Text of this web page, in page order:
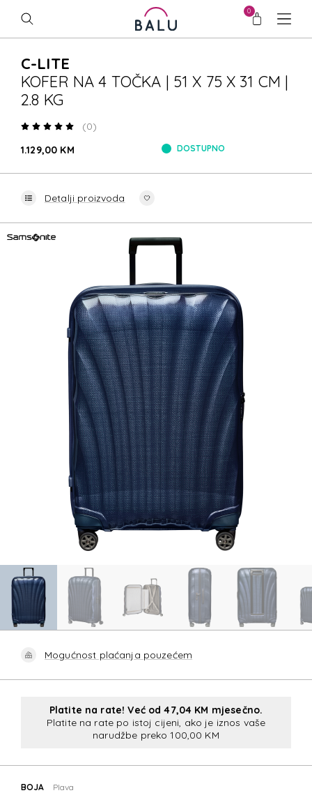
0
C-LITE
KOFER NA 4 TOČKA | 51 X 75 X 31 CM |
2.8 KG
(0)
1.129,00 KM
DOSTUPNO
Detalji proizvoda
Mogućnost plaćanja pouzećem
Platite na rate! Već od 47,04 KM mjesečno.
Platite na rate po istoj cijeni, ako je iznos vaše
narudžbe preko 100,00 KM
BOJA Plava